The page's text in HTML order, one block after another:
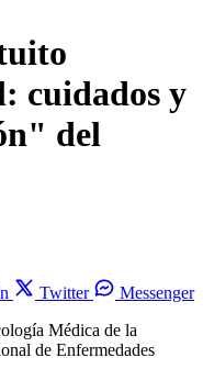
cuidados y
del
Twitter
Messenger
Médica de la
de Enfermedades